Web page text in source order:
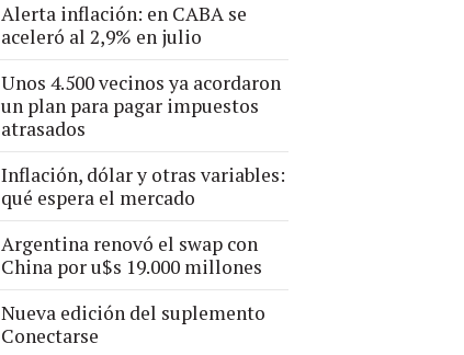
Alerta inflación: en CABA se
aceleró al 2,9% en julio
Unos 4.500 vecinos ya acordaron
un plan para pagar impuestos
atrasados
Inflación, dólar y otras variables:
qué espera el mercado
Argentina renovó el swap con
China por u$s 19.000 millones
Nueva edición del suplemento
Conectarse